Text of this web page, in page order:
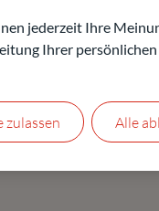
pro
jederzeit Ihre
Ihrer persönlichen
Alle
zulassen